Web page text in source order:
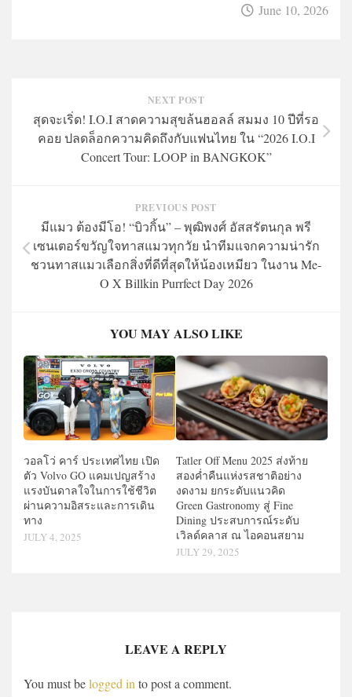
June 10, 2026
NEXT POST
สุดจะเริ่ด! I.O.I สาดความสุขล้นฮอลล์ สมมง 10 ปีที่รอ
คอย ปลดล็อกความคิดถึงกับแฟนไทย ใน “2026 I.O.I
Concert Tour: LOOP in BANGKOK”
PREVIOUS POST
มีแมว ต้องมีโอ! “บิวกิ้น” – พุฒิพงศ์ อัสสรัตนกุล พรี
เซนเตอร์ขวัญใจทาสแมวทุกวัย นำทีมแจกความน่ารัก
ชวนทาสแมวเลือกสิ่งที่ดีที่สุดให้น้องเหมียว ในงาน Me-
O X Billkin Purrfect Day 2026
YOU MAY ALSO LIKE
วอลโว่ คาร์ ประเทศไทย เปิด
ตัว Volvo GO แคมเปญสร้าง
แรงบันดาลใจในการใช้ชีวิต
ผ่านความอิสระและการเดิน
ทาง
JULY 4, 2025
Tatler Off Menu 2025 ส่งท้าย
สองค่ำคืนแห่งรสชาติอย่าง
งดงาม ยกระดับแนวคิด
Green Gastronomy สู่ Fine
Dining ประสบการณ์ระดับ
เวิลด์คลาส ณ ไอคอนสยาม
JULY 29, 2025
LEAVE A REPLY
You must belogged in to post a comment.